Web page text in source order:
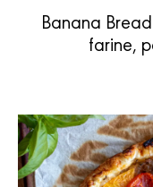
Banana
farine,